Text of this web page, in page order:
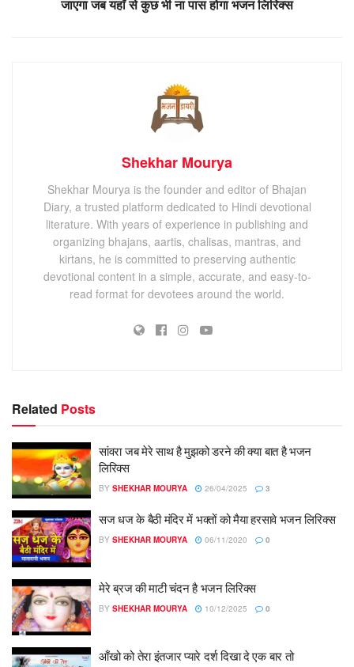
जाएगा जब यहाँ से कुछ भी ना पास होगा भजन लिरिक्स
Shekhar Mourya
Shekhar Mourya is the founder and editor of Bhajan
Diary, a trusted platform dedicated to Hindi devotional
literature. With years of experience in publishing and
organizing bhajans, aartis, chalisas, mantras, and
kirtans, he is committed to preserving authentic
devotional content in a simple, accurate, and easy-to-
read format for devotees around the world.
Related Posts
सांवरा जब मेरे साथ है मुझको डरने की क्या बात है भजन
लिरिक्स
BY SHEKHAR MOURYA 26/04/2025 3
सज धज के बैठी मंदिर में भक्तों को मैया हरसावे भजन लिरिक्स
BY SHEKHAR MOURYA 06/11/2020 0
मेरे ब्रज की माटी चंदन है भजन लिरिक्स
BY SHEKHAR MOURYA 10/12/2025 0
आँखो को तेरा इंतजार प्यारे दर्श दिखा दे एक बार तो